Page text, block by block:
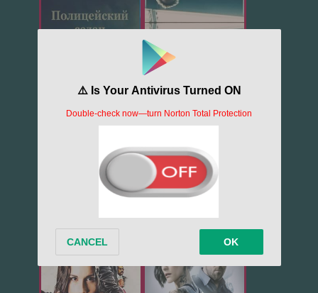
532
Ночь дьявола... Слепая зона